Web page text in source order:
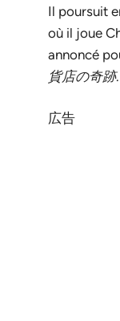
Il poursuit
où il joue
annoncé
貨店の奇跡.
広告